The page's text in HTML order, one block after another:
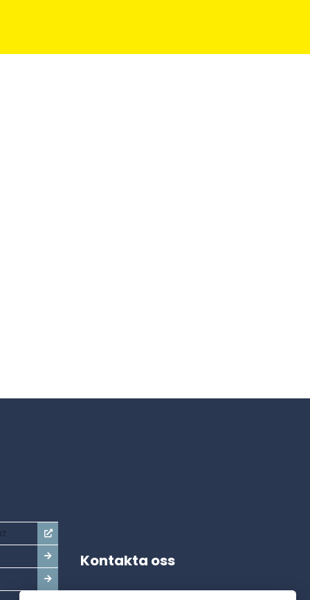
Kontakta oss